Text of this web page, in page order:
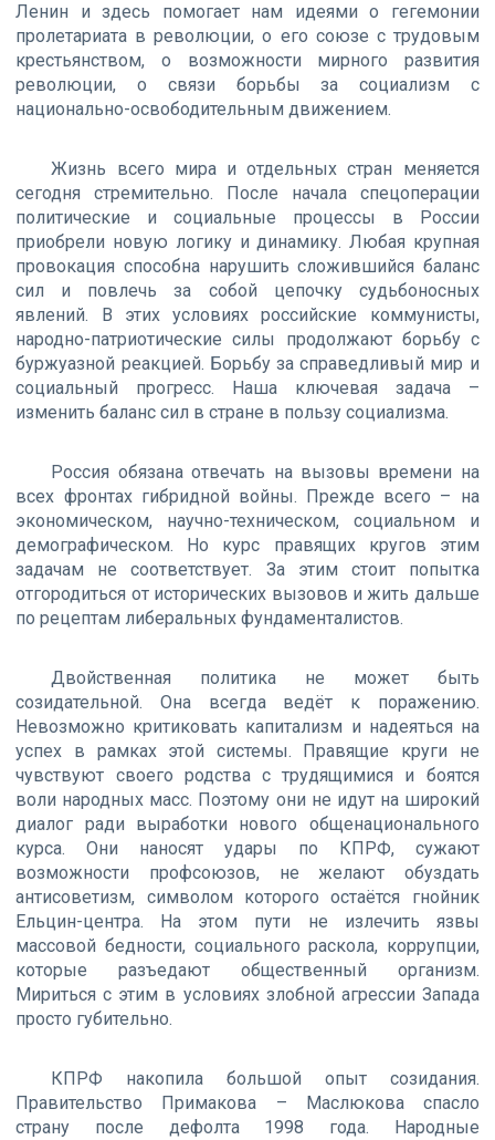
Ленин и здесь помогает нам идеями о гегемонии
пролетариата в революции, о его союзе с трудовым
крестьянством, о возможности мирного развития
революции, о связи борьбы за социализм с
национально-освободительным движением.
Жизнь всего мира и отдельных стран меняется
сегодня стремительно. После начала спецоперации
политические и социальные процессы в России
приобрели новую логику и динамику. Любая крупная
провокация способна нарушить сложившийся баланс
сил и повлечь за собой цепочку судьбоносных
явлений. В этих условиях российские коммунисты,
народно-патриотические силы продолжают борьбу с
буржуазной реакцией. Борьбу за справедливый мир и
социальный прогресс. Наша ключевая задача –
изменить баланс сил в стране в пользу социализма.
Россия обязана отвечать на вызовы времени на
всех фронтах гибридной войны. Прежде всего – на
экономическом, научно-техническом, социальном и
демографическом. Но курс правящих кругов этим
задачам не соответствует. За этим стоит попытка
отгородиться от исторических вызовов и жить дальше
по рецептам либеральных фундаменталистов.
Двойственная политика не может быть
созидательной. Она всегда ведёт к поражению.
Невозможно критиковать капитализм и надеяться на
успех в рамках этой системы. Правящие круги не
чувствуют своего родства с трудящимися и боятся
воли народных масс. Поэтому они не идут на широкий
диалог ради выработки нового общенационального
курса. Они наносят удары по КПРФ, сужают
возможности профсоюзов, не желают обуздать
антисоветизм, символом которого остаётся гнойник
Ельцин-центра. На этом пути не излечить язвы
массовой бедности, социального раскола, коррупции,
которые разъедают общественный организм.
Мириться с этим в условиях злобной агрессии Запада
просто губительно.
КПРФ накопила большой опыт созидания.
Правительство Примакова – Маслюкова спасло
страну после дефолта 1998 года. Народные